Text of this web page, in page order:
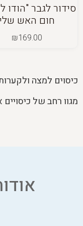
סידור לגבר "הודו
חום האש
₪169.00
כיסוים למצה
מגוו רחב של כיסויים